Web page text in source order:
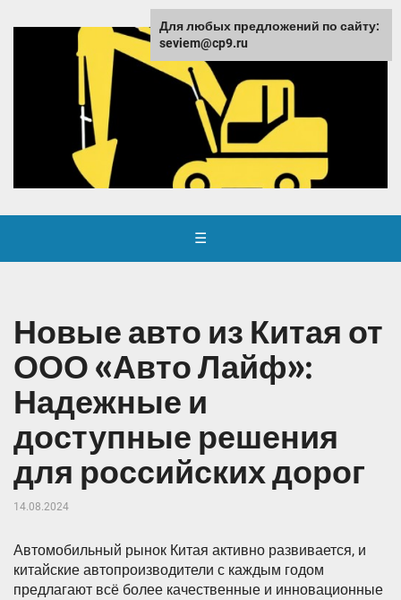
☰
Новые авто из Китая от
ООО «Авто Лайф»:
Надежные и
доступные решения
для российских дорог
14.08.2024
Автомобильный рынок Китая активно развивается, и
китайские автопроизводители с каждым годом
предлагают всё более качественные и инновационные
Для любых предложений по сайту:
seviem@cp9.ru